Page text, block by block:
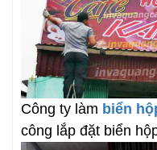
Công ty làm biển
công lắp đặt biển